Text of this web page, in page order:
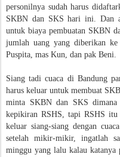
personilnya sudah harus
SKBN dan SKS hari ini. Dan
untuk biaya pembuatan SKBN
jumlah uang yang diberikan ke
Puspita, mas Kun, dan pak Beni.
Siang tadi cuaca di Bandung
harus keluar untuk membuat
minta SKBN dan SKS
kepikiran RSHS, tapi RSHS
keluar siang-siang dengan
setelah mikir-mikir, ingatlah
minggu yang lalu kalau katanya